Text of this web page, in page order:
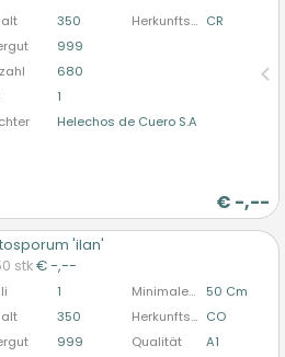
350 Herkunftsland CR
999
680
1
Helechos de Cuero S.A
€ -,--
'ilan'
stk€ -,--
1 Minimale Stiellänge
50 Cm
350 Herkunftsland CO
999 Qualität
A1
om te kunnen kopen.
Hier